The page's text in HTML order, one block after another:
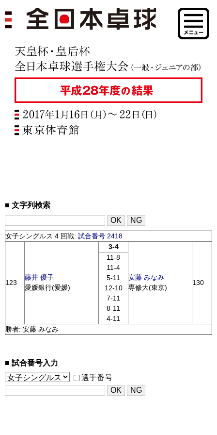
文字列検索
女子シングルス 4 回戦: 試合番号 2418
123
藤井 優子
愛媛銀行(愛媛)
3-4
安藤 みなみ
専修大(東京)
130
11-8
11-4
5-11
12-10
7-11
8-11
4-11
勝者: 安藤 みなみ
試合番号入力
選手番号